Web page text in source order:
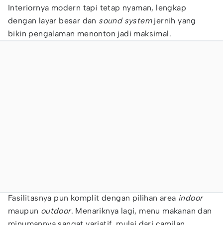
Interiornya modern tapi tetap nyaman, lengkap
dengan layar besar dan sound systemjernih yang
bikin pengalaman menonton jadi maksimal.
Fasilitasnya pun komplit dengan pilihan area indoor
maupun outdoor. Menariknya lagi, menu makanan dan